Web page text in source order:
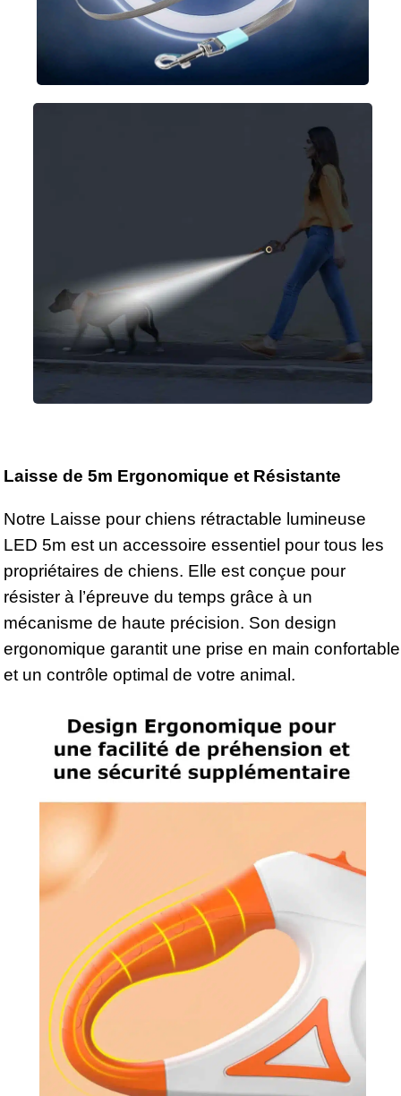
Laisse de 5m Ergonomique et Résistante
Notre Laisse pour chiens rétractable lumineuse
LED 5m est un accessoire essentiel pour tous les
propriétaires de chiens. Elle est conçue pour
résister à l’épreuve du temps grâce à un
mécanisme de haute précision. Son design
ergonomique garantit une prise en main confortable
et un contrôle optimal de votre animal.